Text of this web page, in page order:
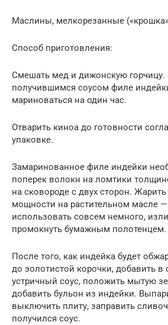
Маслины, мелкорезанные
Способ приготовления:
Смешать мед и дижонскую горчицу.
получившимся соусом филе
мариноваться на один час.
Отварить киноа до готовности
упаковке.
Замаринованное филе индейки
поперек волокн на ломтики
на сковороде с двух сторон.
мощности на растительном масле
использовать совсем немного,
промокнуть бумажным полотенцем.
После того, как индейка будет
до золотистой корочки, добавить в
устричный соус, положить мытую
добавить бульон из индейки.
выключить плиту, заправить
получился соус.